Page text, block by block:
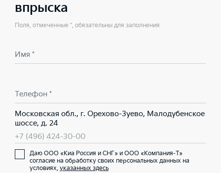
впрыска
Поля, отмеченные *, обязательны для заполнения
Имя *
Телефон *
Московская обл., г. Орехово-Зуево, Малодубенское
шоссе, д. 24
+7 (496) 424-30-00
Даю ООО «Киа Россия и СНГ» и ООО «Компания-Т»
согласие на обработку своих персональных данных на
условиях, указанных здесь